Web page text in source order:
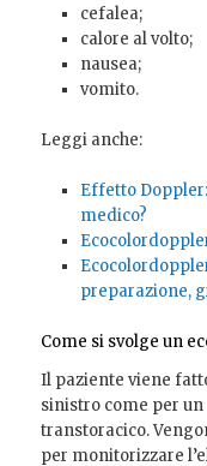
cefalea;
calore al volto;
nausea;
vomito.
Leggi anche:
Effetto
medico?
preparazione,
Come si svolge un
Il paziente viene
sinistro come per
transtoracico.
per monitorizzare